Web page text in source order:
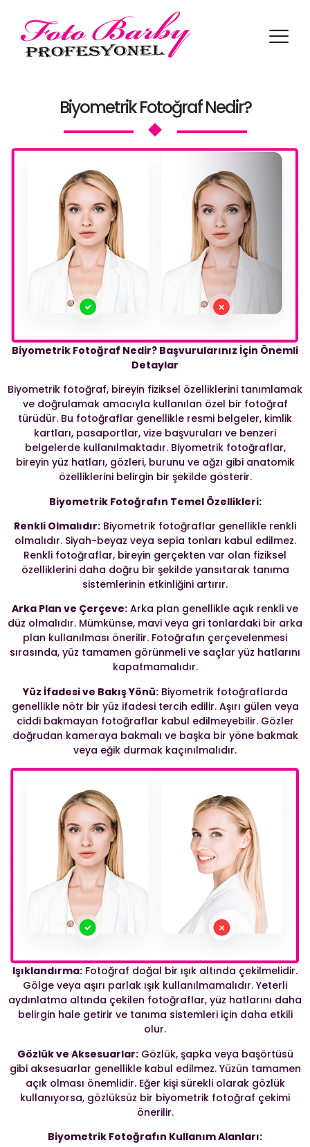
Biyometrik Fotoğraf Nedir?
Biyometrik Fotoğraf Nedir? Başvurularınız İçin Önemli
Detaylar
Biyometrik fotoğraf, bireyin fiziksel özelliklerini tanımlamak
ve doğrulamak amacıyla kullanılan özel bir fotoğraf
türüdür. Bu fotoğraflar genellikle resmi belgeler, kimlik
kartları, pasaportlar, vize başvuruları ve benzeri
belgelerde kullanılmaktadır. Biyometrik fotoğraflar,
bireyin yüz hatları, gözleri, burunu ve ağzı gibi anatomik
özelliklerini belirgin bir şekilde gösterir.
Biyometrik Fotoğrafın Temel Özellikleri:
Renkli Olmalıdır: Biyometrik fotoğraflar genellikle renkli
olmalıdır. Siyah-beyaz veya sepia tonları kabul edilmez.
Renkli fotoğraflar, bireyin gerçekten var olan fiziksel
özelliklerini daha doğru bir şekilde yansıtarak tanıma
sistemlerinin etkinliğini artırır.
Arka Plan ve Çerçeve: Arka plan genellikle açık renkli ve
düz olmalıdır. Mümkünse, mavi veya gri tonlardaki bir arka
plan kullanılması önerilir. Fotoğrafın çerçevelenmesi
sırasında, yüz tamamen görünmeli ve saçlar yüz hatlarını
kapatmamalıdır.
Yüz İfadesi ve Bakış Yönü:Biyometrik fotoğraflarda
genellikle nötr bir yüz ifadesi tercih edilir. Aşırı gülen veya
ciddi bakmayan fotoğraflar kabul edilmeyebilir. Gözler
doğrudan kameraya bakmalı ve başka bir yöne bakmak
veya eğik durmak kaçınılmalıdır.
Işıklandırma: Fotoğraf doğal bir ışık altında çekilmelidir.
Gölge veya aşırı parlak ışık kullanılmamalıdır. Yeterli
aydınlatma altında çekilen fotoğraflar, yüz hatlarını daha
belirgin hale getirir ve tanıma sistemleri için daha etkili
olur.
Gözlük ve Aksesuarlar:Gözlük, şapka veya başörtüsü
gibi aksesuarlar genellikle kabul edilmez. Yüzün tamamen
açık olması önemlidir. Eğer kişi sürekli olarak gözlük
kullanıyorsa, gözlüksüz bir biyometrik fotoğraf çekimi
önerilir.
Biyometrik Fotoğrafın Kullanım Alanları: